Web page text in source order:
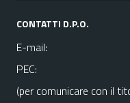
CONTATTI D.P.O.
E-mail:
PEC:
(per comunicare con il